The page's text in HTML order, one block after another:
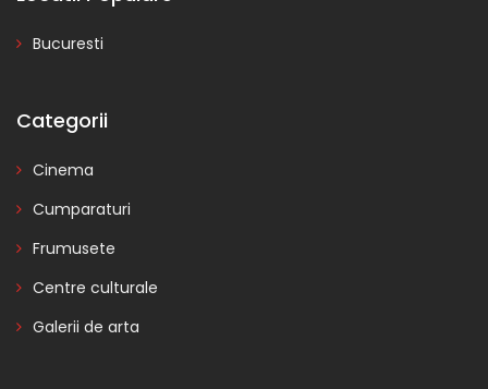
Bucuresti
Categorii
Cinema
Cumparaturi
Frumusete
Centre culturale
Galerii de arta